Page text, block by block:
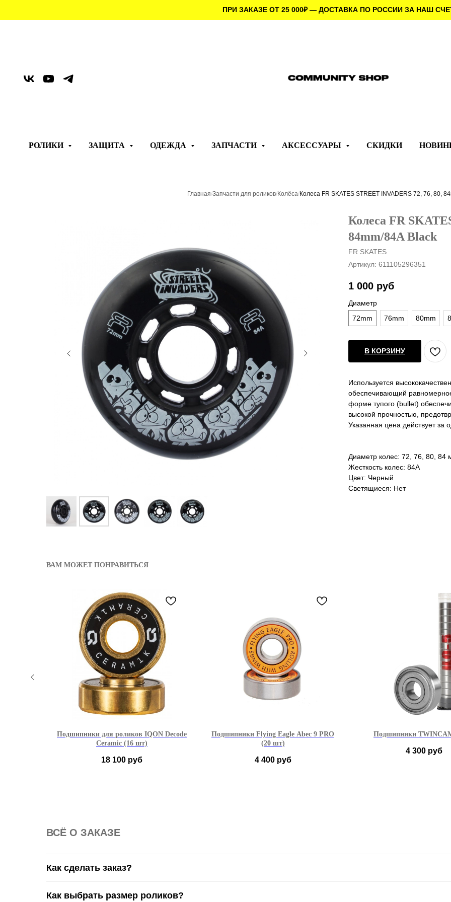
ПРИ ЗАКАЗЕ ОТ 25 000₽— ДОСТАВКА ПО РОССИИ ЗА НАШ
РОЛИКИ ЗАЩИТА ОДЕЖДА ЗАПЧАСТИ АКСЕССУАРЫ СКИДКИ
Главная/Запчасти для роликов/Колёса/Колеса FR SKATES STREET INVADERS 72, 76, 80,
Колеса FR
84mm/84A Black
FR SKATES
Артикул: 611105296351
1 000 руб
Диаметр
72mm
76mm 80mm
В КОРЗИНУ
Используется
обеспечивающий
форме тупого (bullet)
высокой прочностью,
Указанная цена действует за
Диаметр колес: 72, 76, 80, 84
Жесткость колес: 84A
Цвет: Черный
Светящиеся: Нет
ВАМ МОЖЕТ ПОНРАВИТЬСЯ
Подшипники для роликов IQON Decode
Ceramic (16 шт)
18 100 руб
Подшипники Flying Eagle Abec 9 PRO
(20 шт)
4 400 руб
Подшипники
4 300 руб
ВСË О ЗАКАЗЕ
Как сделать заказ?
Как выбрать размер роликов?